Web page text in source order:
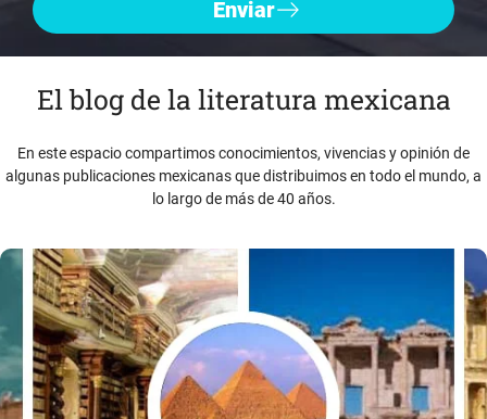
El blog de la literatura mexicana
En este espacio compartimos conocimientos, vivencias y opinión de
algunas publicaciones mexicanas que distribuimos en todo el mundo, a
lo largo de más de 40 años.